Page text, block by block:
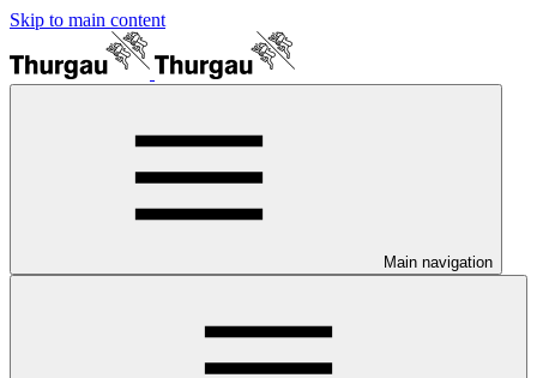
Skip to main content
Main navigation